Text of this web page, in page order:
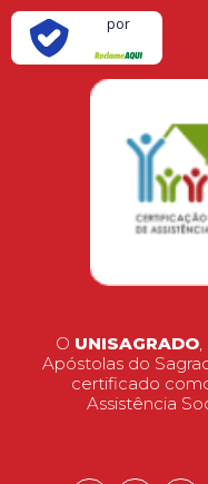
por
O UNISAGRADO
Apóstolas do
certificado
Assistência